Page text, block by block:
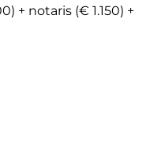
+ notaris (€ 1.150) +